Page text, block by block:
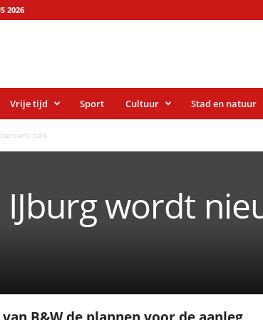
2026
Vrije tijd Sport Cultuur Stad en natuur
park
wordt